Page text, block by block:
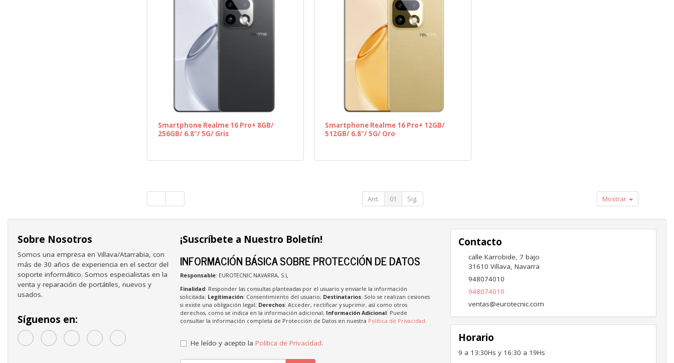
Smartphone Realme 16 Pro+ 8GB/
256GB/ 6.8"/ 5G/ Gris
Smartphone Realme 16 Pro+ 12GB/
512GB/ 6.8"/ 5G/ Oro
Ant. 01 Sig. Mostrar
Sobre Nosotros
Somos una empresa en Villava/Atarrabia, con
más de 30 años de experiencia en el sector del
soporte informático. Somos especialistas en la
venta y reparación de portátiles, nuevos y
usados.
Síguenos en:
¡Suscríbete a Nuestro Boletín!
INFORMACIÓN BÁSICA SOBRE PROTECCIÓN DE DATOS
Responsable: EUROTECNIC NAVARRA, S.L
Finalidad: Responder las consultas planteadas por el usuario y enviarle la información
solicitada; Legitimación: Consentimiento del usuario; Destinatarios: Solo se realizan cesiones
si existe una obligación legal; Derechos: Acceder, rectificar y suprimir, así como otros
derechos, como se indica en la información adicional; Información Adicional: Puede
consultar la información completa de Protección de Datos en nuestra Política de Privacidad
He leído y acepto la Política de Privacidad.
Contacto
calle Karrobide, 7 bajo
31610 Villava Navarra
948074010
948074010
ventas@eurotecnic.com
Horario
9 a 13:30Hs y 16:30 a 19Hs